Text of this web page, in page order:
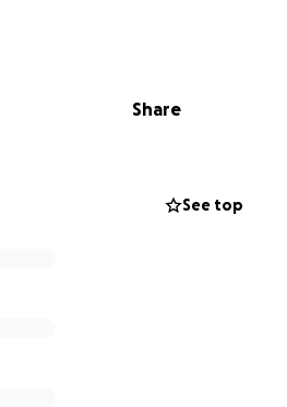
vit avec la peur d’apprendre
Il ne reste presque plus de
qui subsiste coûte une
Share
See top